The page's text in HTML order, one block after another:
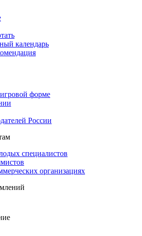
календарь
форме
России
специалистов
организациях